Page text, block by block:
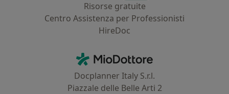
Risorse gratuite
Centro Assistenza per Professionisti
HireDoc
MioDottore - Homepage
Docplanner Italy S.r.l.
Piazzale delle Belle Arti 2